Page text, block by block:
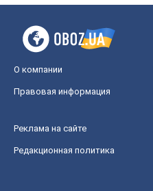
О компании
Правовая информация
Реклама на сайте
Редакционная политика